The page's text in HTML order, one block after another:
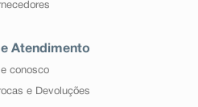
Atendimento
conosco
e Devoluções